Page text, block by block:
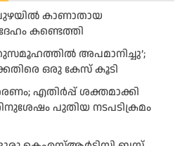
കാണാതായ
കണ്ടെത്തി
അപമാനിച്ചു’;
ഒരു കേസ് കൂടി
എതിർപ്പ് ശക്തമാക്കി
പുതിയ നടപടിക്രമം